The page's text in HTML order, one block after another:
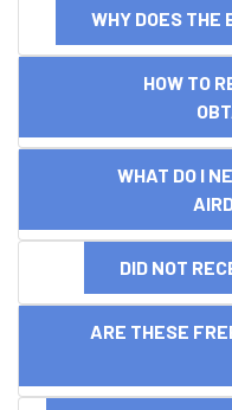
WHY DOES THE
HOW TO
WHAT DO I
DID NOT
ARE THESE